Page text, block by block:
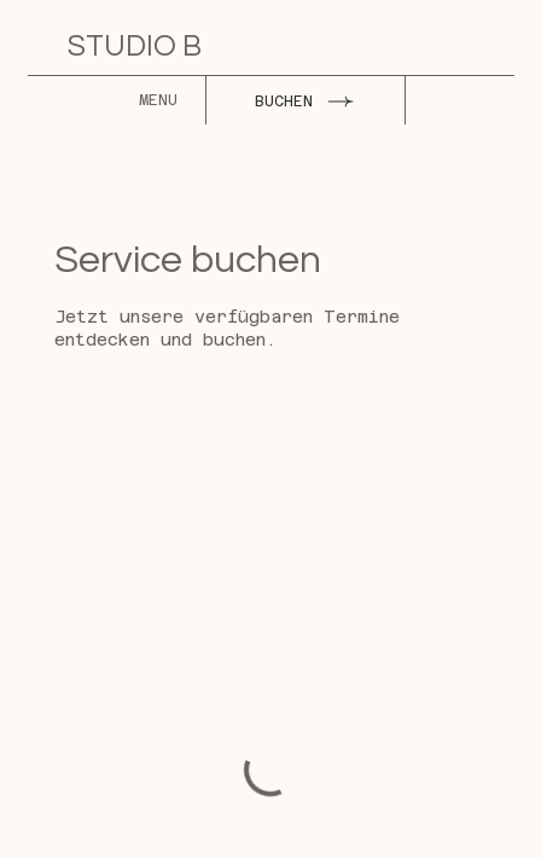
STUDIO B
MENU BUCHEN
Service buchen
Jetzt unsere verfügbaren Termine
entdecken und buchen.